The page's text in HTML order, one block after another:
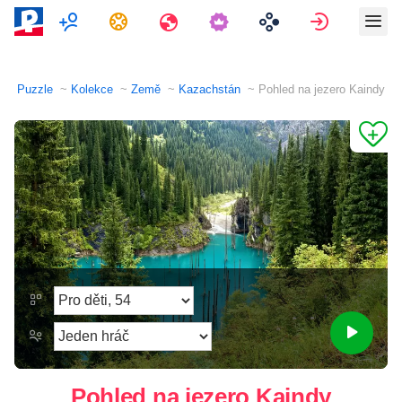
Hra pro více hráčů
Úkoly Cesty Přihlásit
Puzzle Kolekce Země Kazachstán Pohled na jezero Kaindy